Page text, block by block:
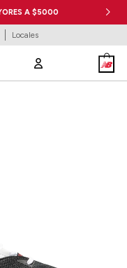
A $5000
Locales